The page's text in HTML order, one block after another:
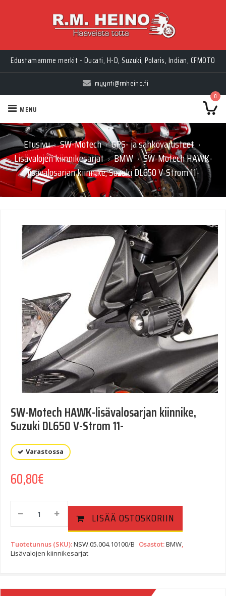
Edustamamme merkit - Ducati, H-D, Suzuki, Polaris, Indian, CFMOTO
myynti@rmheino.fi
0
MENU
Etusivu › SW-Motech › GPS- ja sähkövarusteet ›
Lisävalojen kiinnikesarjat › BMW › SW-Motech HAWK-
lisävalosarjan kiinnike, Suzuki DL650 V-Strom 11-
SW-Motech HAWK-lisävalosarjan kiinnike,
Suzuki DL650 V-Strom 11-
Varastossa
60,80€
Lisävalosarjan
Kiinnike,
DL650
LISÄÄ OSTOSKORIIN
Tuotetunnus (SKU):NSW.05.004.10100/B Osastot:BMW
Lisävalojen kiinnikesarjat